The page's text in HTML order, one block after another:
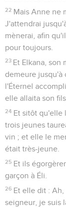
22 Mais Anne ne
J'attendrai
mènerai, afin
pour toujours.
23 Et Elkana, son
demeure jusqu'à
l'Éternel
elle allaita son
24 Et sitôt qu'elle
trois jeunes
vin ; et elle le
était très-jeune.
25 Et ils
garçon à Éli.
26 Et elle dit :
seigneur, je suis